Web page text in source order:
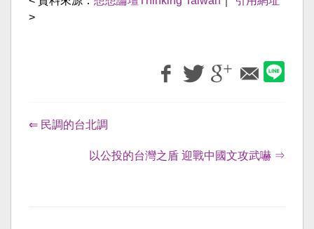
>
⇐ 民調的台北調
以公投的台灣之盾 迎戰中國文攻武嚇 ⇒